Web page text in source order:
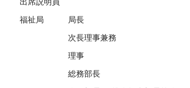
出席説明員
福祉局 局長
次長理事兼務
理事
総務部長